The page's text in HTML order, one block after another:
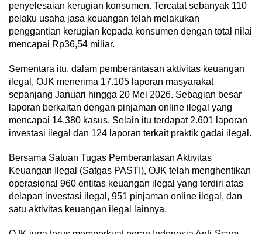
penyelesaian kerugian konsumen. Tercatat sebanyak 110
pelaku usaha jasa keuangan telah melakukan
penggantian kerugian kepada konsumen dengan total nilai
mencapai Rp36,54 miliar.
Sementara itu, dalam pemberantasan aktivitas keuangan
ilegal, OJK menerima 17.105 laporan masyarakat
sepanjang Januari hingga 20 Mei 2026. Sebagian besar
laporan berkaitan dengan pinjaman online ilegal yang
mencapai 14.380 kasus. Selain itu terdapat 2.601 laporan
investasi ilegal dan 124 laporan terkait praktik gadai ilegal.
Bersama Satuan Tugas Pemberantasan Aktivitas
Keuangan Ilegal (Satgas PASTI), OJK telah menghentikan
operasional 960 entitas keuangan ilegal yang terdiri atas
delapan investasi ilegal, 951 pinjaman online ilegal, dan
satu aktivitas keuangan ilegal lainnya.